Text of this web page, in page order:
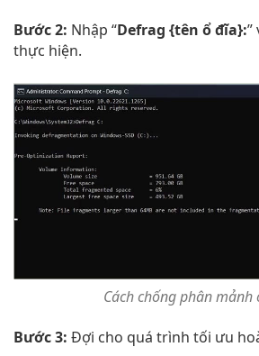
Bước 2: Nhập “Defrag {tên ổ đĩa}:”
thực hiện.
Cách chống phân mảnh
Bước 3: Đợi cho quá trình tối ưu